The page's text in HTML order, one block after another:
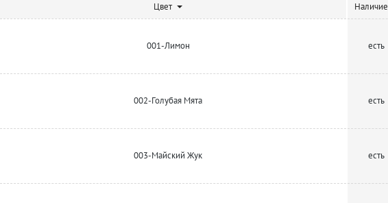
Цвет
001-Лимон
002-Голубая Мята
003-Майский Жук
Наличие
есть
есть
есть